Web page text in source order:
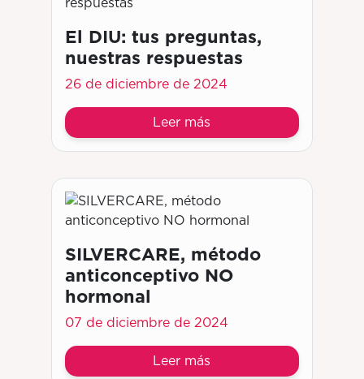
El DIU: tus preguntas,
nuestras respuestas
26 de diciembre de 2024
Leer más
SILVERCARE, método
anticonceptivo NO
hormonal
07 de diciembre de 2024
Leer más